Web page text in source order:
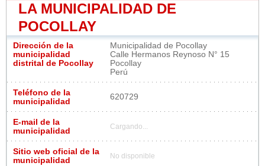
LA MUNICIPALIDAD DE
POCOLLAY
Dirección de la
municipalidad
distrital de Pocollay
Municipalidad de Pocollay
Calle Hermanos Reynoso N° 15
Pocollay
Perú
Teléfono de la
municipalidad
620729
E-mail de la
municipalidad
Cargando...
Sitio web oficial de la
municipalidad
No disponible